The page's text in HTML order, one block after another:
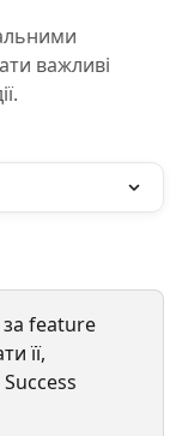
важливі
за feature
її,